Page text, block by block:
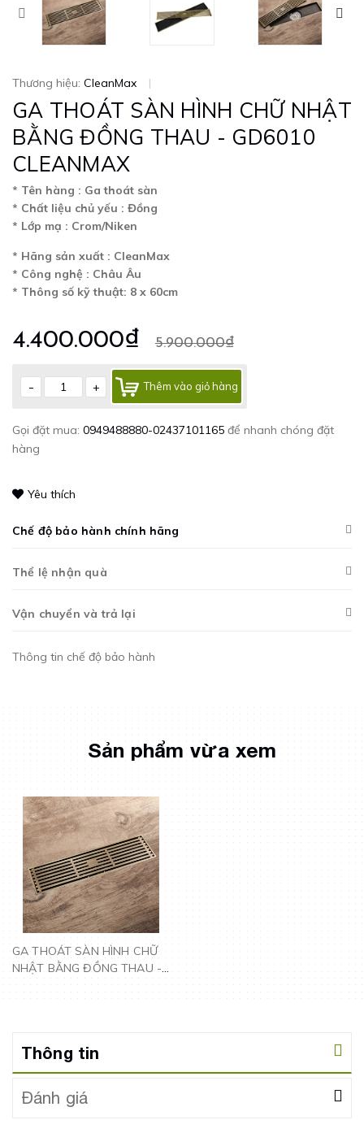
Thương hiệu: CleanMax |
GA THOÁT SÀN HÌNH CHỮ NHẬT
BẰNG ĐỒNG THAU - GD6010
CLEANMAX
* Tên hàng : Ga thoát sàn
* Chất liệu chủ yếu : Đồng
* Lớp mạ : Crom/Niken
* Hãng sản xuất : CleanMax
* Công nghệ : Châu Âu
* Thông số kỹ thuật: 8 x 60cm
4.400.000₫ 5.900.000₫
- + Thêm vào giỏ hàng
Gọi đặt mua: 0949488880-02437101165 để nhanh chóng đặt
hàng
Yêu thích
Chế độ bảo hành chính hãng
Thể lệ nhận quà
Vận chuyển và trả lại
Thông tin chế độ bảo hành
Sản phẩm vừa xem
GA THOÁT SÀN HÌNH CHỮ
NHẬT BẰNG ĐỒNG THAU -
GD6010 CLEANMAX
Thông tin
Đánh giá